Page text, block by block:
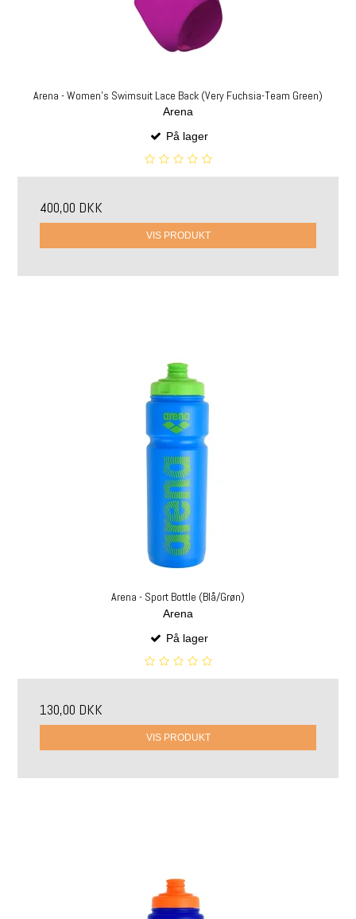
Arena - Women's Swimsuit Lace Back (Very Fuchsia-Team Green)
Arena
På lager
400,00 DKK
VIS PRODUKT
Arena - Sport Bottle (Blå/Grøn)
Arena
På lager
130,00 DKK
VIS PRODUKT